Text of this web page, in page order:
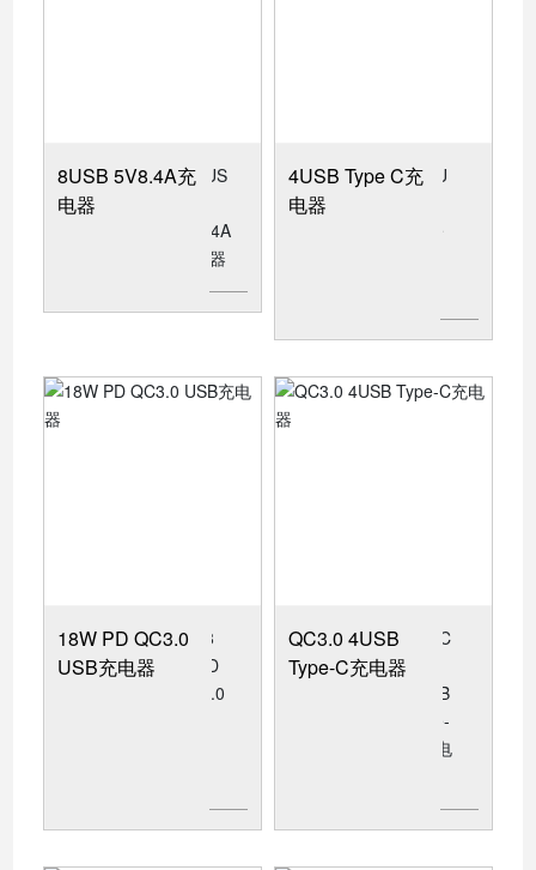
8USB 5V8.4A充
电器
4USB Type C充
电器
18W PD QC3.0
USB充电器
QC3.0 4USB
Type-C充电器